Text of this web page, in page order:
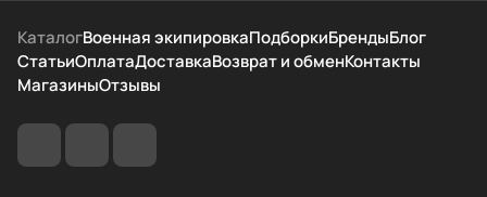
КаталогВоенная экипировкаПодборкиБрендыБлог
СтатьиОплатаДоставкаВозврат и обменКонтакты
МагазиныОтзывы